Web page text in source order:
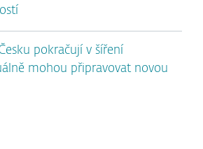
pokračují v šíření
mohou připravovat novou